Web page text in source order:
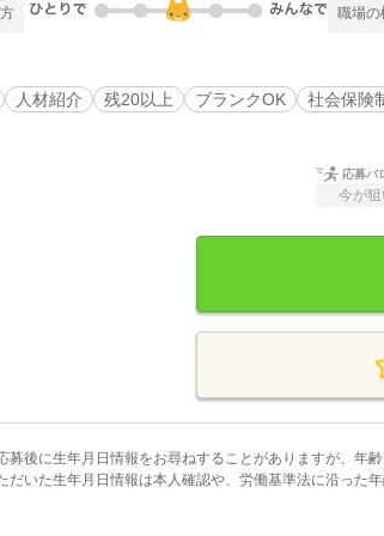
職場の
人材紹介 残20以上 ブランクOK 社会保険
応募バ
今が狙
募後に生年月日情報をお尋ねすることがありますが、年
だいた生年月日情報は本人確認や、労働基準法に沿った